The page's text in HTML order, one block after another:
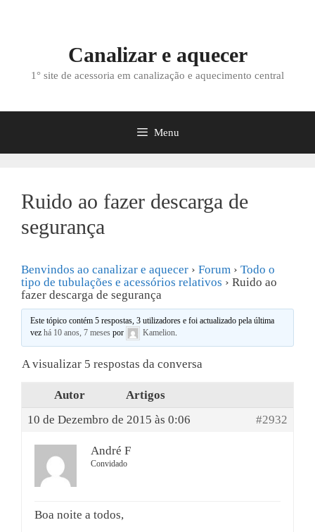
Canalizar e aquecer
1° site de acessoria em canalização e aquecimento central
Menu
Ruido ao fazer descarga de
segurança
Benvindos ao canalizar e aquecer › Forum › Todo o
tipo de tubulações e acessórios relativos › Ruido ao
fazer descarga de segurança
Este tópico contém 5 respostas, 3 utilizadores e foi actualizado pela última
vezhá 10 anos, 7 meses por Kamelion
A visualizar 5 respostas da conversa
Autor
Artigos
10 de Dezembro de 2015 às 0:06
#2932
André F
Convidado
Boa noite a todos,